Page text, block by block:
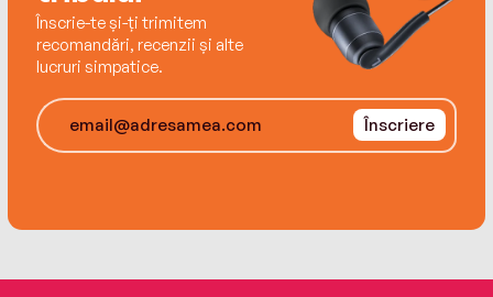
Înscrie-te și-ți trimitem
recomandări, recenzii și alte
lucruri simpatice.
Înscriere